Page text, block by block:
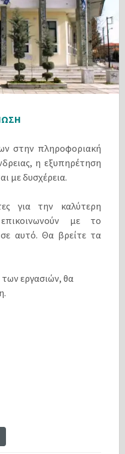
στην πληροφοριακή
η εξυπηρέτηση
με δυσχέρεια.
για την καλύτερη
με το
αυτό. Θα βρείτε τα
εργασιών, θα